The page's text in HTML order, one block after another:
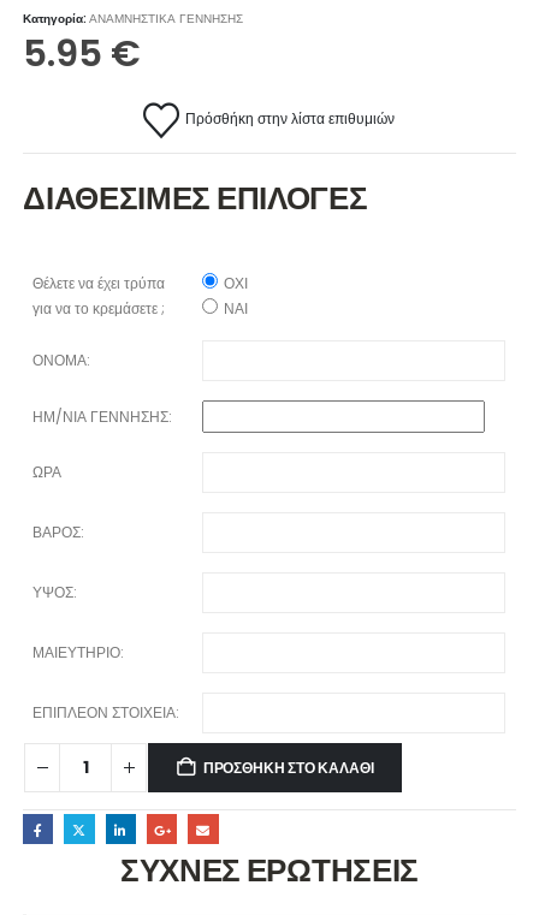
Κατηγορία:ΑΝΑΜΝΗΣΤΙΚΑ ΓΕΝΝΗΣΗΣ
5.95 €
Πρόσθήκη στην λίστα επιθυμιών
ΔΙΑΘΕΣΙΜΕΣ ΕΠΙΛΟΓΕΣ
Θέλετε να έχει τρύπα
για να το κρεμάσετε ;
ΟΧΙ
ΝΑΙ
ΟΝΟΜΑ:
ΗΜ/ΝΙΑ ΓΕΝΝΗΣΗΣ:
ΩΡΑ
ΒΑΡΟΣ:
ΥΨΟΣ:
ΜΑΙΕΥΤΗΡΙΟ:
ΕΠΙΠΛΕΟΝ ΣΤΟΙΧΕΙΑ:
ΠΡΟΣΘΉΚΗ ΣΤΟ ΚΑΛΆΘΙ
ΣΥΧΝΕΣ ΕΡΩΤΗΣΕΙΣ